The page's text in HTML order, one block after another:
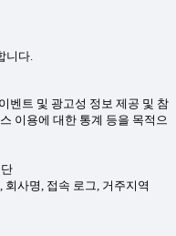
니다.
벤트 및 광고성 정보 제공 및 참
이용에 대한 통계 등을 목적으
사명, 접속 로그, 거주지역